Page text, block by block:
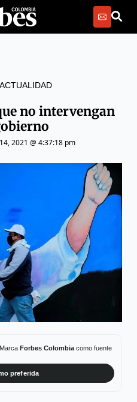
ACTUALIDAD
no intervengan
2021 @ 4:37:18 pm
Forbes Colombiacomo fuente
preferida